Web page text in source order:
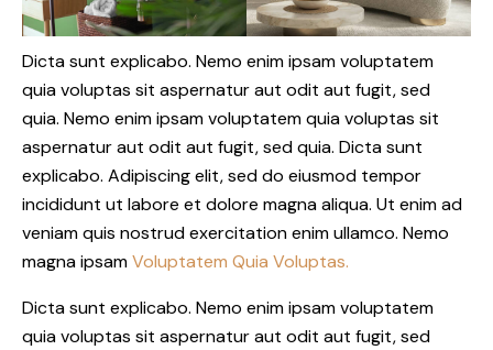
Dicta sunt explicabo. Nemo enim ipsam voluptatem
quia voluptas sit aspernatur aut odit aut fugit, sed
quia. Nemo enim ipsam voluptatem quia voluptas sit
aspernatur aut odit aut fugit, sed quia. Dicta sunt
explicabo. Adipiscing elit, sed do eiusmod tempor
incididunt ut labore et dolore magna aliqua. Ut enim ad
veniam quis nostrud exercitation enim ullamco. Nemo
magna ipsamVoluptatem Quia Voluptas.
Dicta sunt explicabo. Nemo enim ipsam voluptatem
quia voluptas sit aspernatur aut odit aut fugit, sed